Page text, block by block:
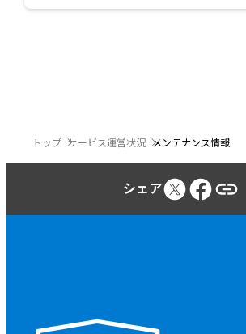
トップ サービス運営状況 メンテナンス情報
シェア